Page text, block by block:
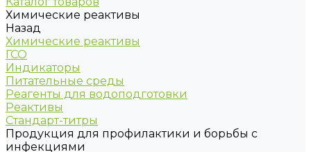
Химические реактивы
Назад
Химические реактивы
ГСО
Индикаторы
Питательные среды
Реагенты для водоподготовки
Реактивы
Стандарт-титры
Продукция для профилактики и борьбы с
инфекциями